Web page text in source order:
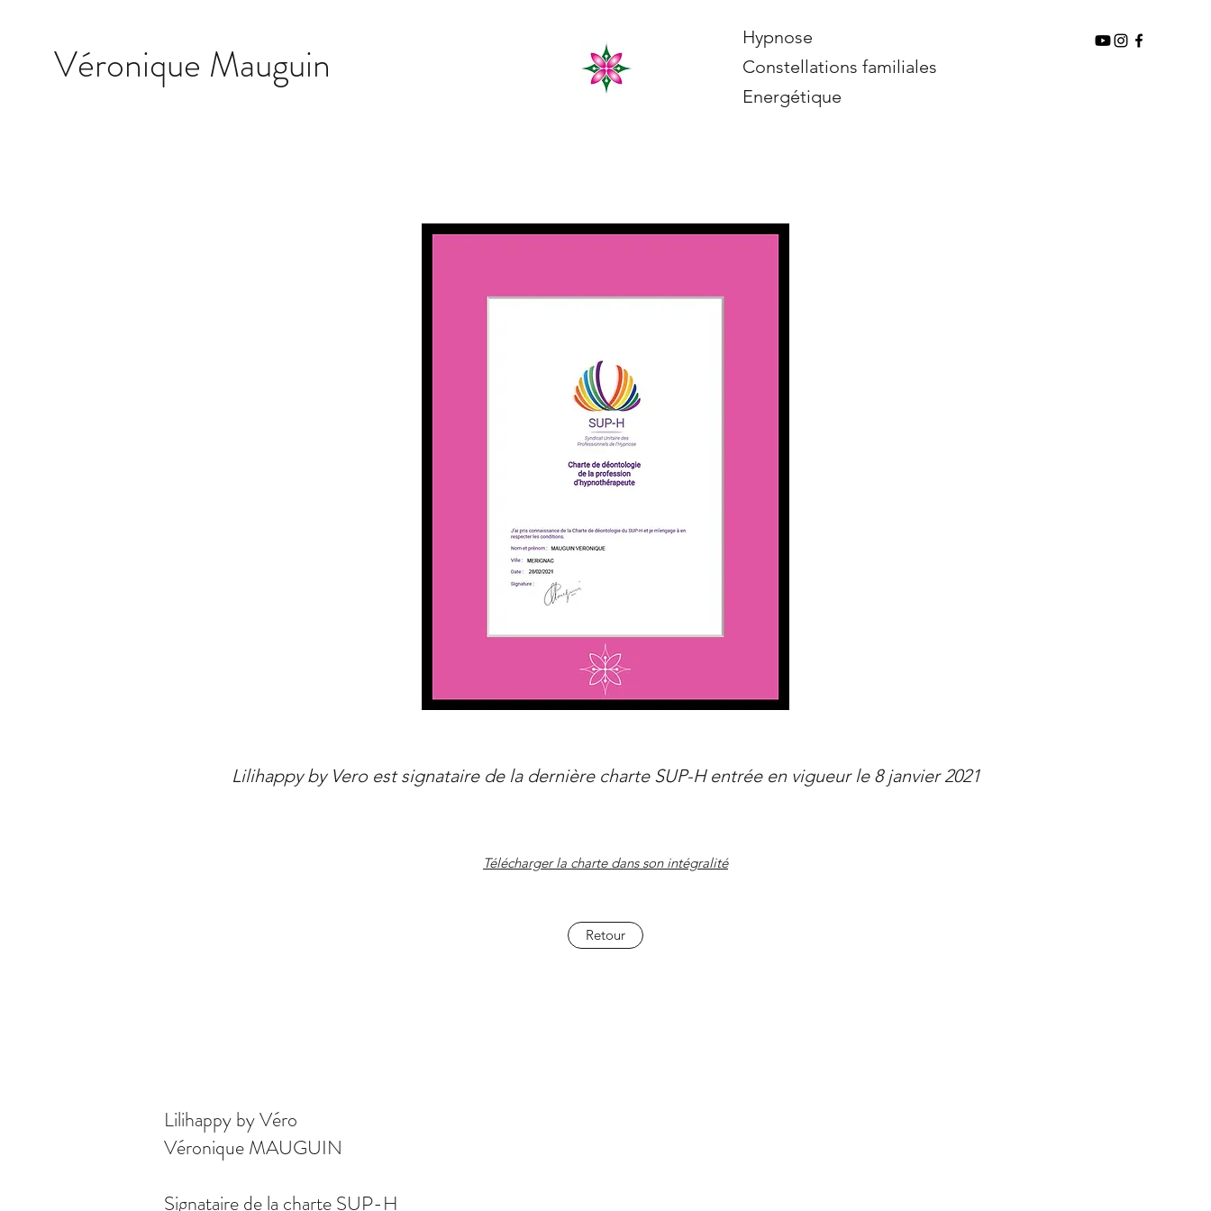
Véronique Mauguin
Hypnose
Constellations familiales
Energétique
Lilihappy by Vero est signataire de la dernière charte SUP-H entrée en vigueur le 8 janvier 2021
Télécharger la charte dans son intégralité
Retour
Lilihappy by Véro
Véronique MAUGUIN
Signataire de la charte SUP-H